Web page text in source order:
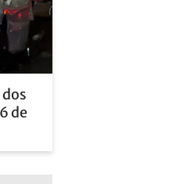
de